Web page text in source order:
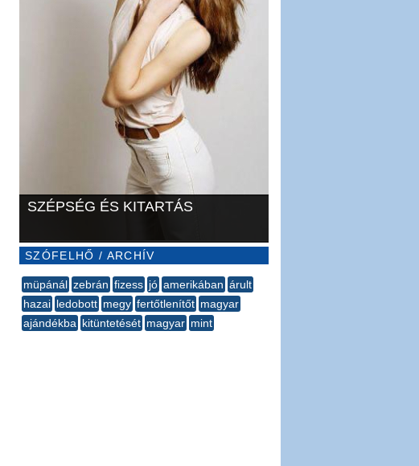
SZÉPSÉG ÉS KITARTÁS
SZÓFELHŐ / ARCHÍV
müpánál zebrán fizess jó amerikában árult
hazai ledobott megy fertőtlenítőt magyar
ajándékba kitüntetését magyar mint